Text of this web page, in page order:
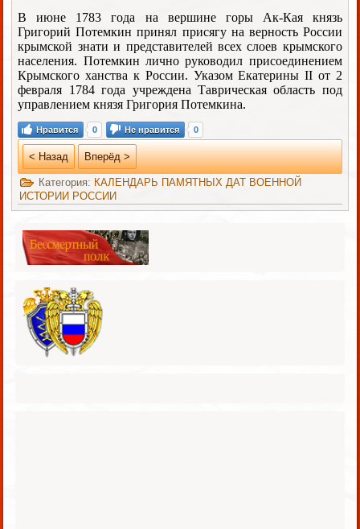
В июне 1783 года на вершине горы Ак-Кая князь
Григорий Потемкин принял присягу на верность России
крымской знати и представителей всех слоев крымского
населения. Потемкин лично руководил присоединением
Крымского ханства к России. Указом Екатерины II от 2
февраля 1784 года учреждена Таврическая область под
управлением князя Григория Потемкина.
Нравится 0 Не нравится 0
< Назад Вперёд >
Категория: КАЛЕНДАРЬ ПАМЯТНЫХ ДАТ ВОЕННОЙ
ИСТОРИИ РОССИИ